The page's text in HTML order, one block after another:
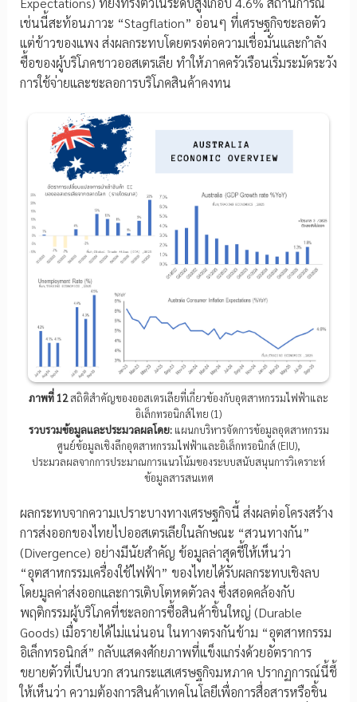
เช่นนี้สะท้อนภาวะ “Stagflation” อ่อนๆ ที่เศรษฐกิจชะลอตัว
แต่ข้าวของแพง ส่งผลกระทบโดยตรงต่อความเชื่อมั่นและกำลัง
ซื้อของผู้บริโภคชาวออสเตรเลีย ทำให้ภาคครัวเรือนเริ่มระมัดระวัง
การใช้จ่ายและชะลอการบริโภคสินค้าคงทน
ภาพที่ 12สถิติสำคัญของออสเตรเลียที่เกี่ยวข้องกับอุตสาหกรรมไฟฟ้าและ
อิเล็กทรอนิกส์ไทย (1)
รวบรวมข้อมูลและประมวลผลโดย:แผนกบริหารจัดการข้อมูลอุตสาหกรรม
ศูนย์ข้อมูลเชิงลึกอุตสาหกรรมไฟฟ้าและอิเล็กทรอนิกส์ (EIU),
ประมวลผลจากการประมาณการแนวโน้มของระบบสนับสนุนการวิเคราะห์
ข้อมูลสารสนเทศ
ผลกระทบจากความเปราะบางทางเศรษฐกิจนี้ ส่งผลต่อโครงสร้าง
การส่งออกของไทยไปออสเตรเลียในลักษณะ “สวนทางกัน”
(Divergence) อย่างมีนัยสำคัญ ข้อมูลล่าสุดชี้ให้เห็นว่า
“อุตสาหกรรมเครื่องใช้ไฟฟ้า” ของไทยได้รับผลกระทบเชิงลบ
โดยมูลค่าส่งออกและการเติบโตหดตัวลง ซึ่งสอดคล้องกับ
พฤติกรรมผู้บริโภคที่ชะลอการซื้อสินค้าชิ้นใหญ่ (Durable
Goods) เมื่อรายได้ไม่แน่นอน ในทางตรงกันข้าม “อุตสาหกรรม
อิเล็กทรอนิกส์” กลับแสดงศักยภาพที่แข็งแกร่งด้วยอัตราการ
ขยายตัวที่เป็นบวก สวนกระแสเศรษฐกิจมหภาค ปรากฏการณ์นี้ชี้
ให้เห็นว่า ความต้องการสินค้าเทคโนโลยีเพื่อการสื่อสารหรือชิ้น